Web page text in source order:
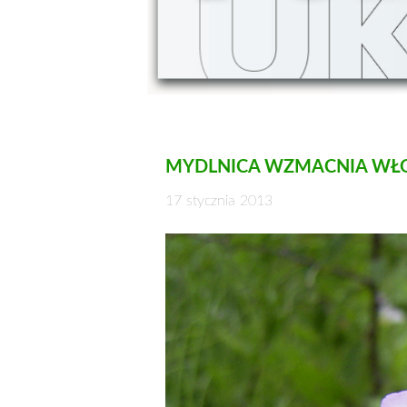
MYDLNICA WZMACNIA
17 stycznia 2013